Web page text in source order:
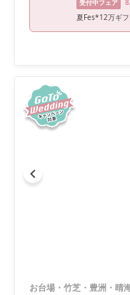
受付中フェア
お台場・竹芝・豊洲・晴